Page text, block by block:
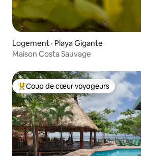
Logement · Playa Gigante
Maison Costa Sauvage
Coup de cœur voyageurs parmi les
Coup de cœur voyageurs